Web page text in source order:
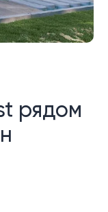
рядом